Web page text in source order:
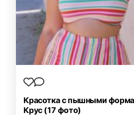
Красотка с пышными
Крус (17 фото)